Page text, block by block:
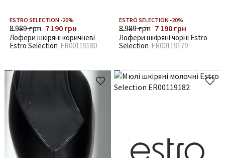
ESTRO SELECTION -20%
8 989 грн 7 190 грн
Лофери шкіряні коричневі
Estro Selection ER00119180
ESTRO SELECTION -20%
8 989 грн 7 190 грн
Лофери шкіряні чорні Estro
Selection ER00119179